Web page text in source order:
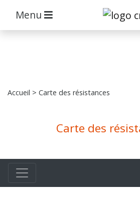
Menu
Accueil > Carte des résistances
Carte des